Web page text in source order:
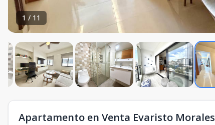
1 / 11
Apartamento en Venta Evaristo Morales